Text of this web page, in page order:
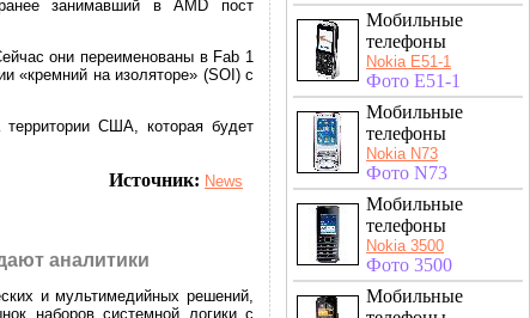
занимавший в AMD пост
они переименованы в Fab 1
«кремний на изоляторе» (SOI) с
США, которая будет
Источник: News
аналитики
и мультимедийных решений,
наборов системной логики с
Мобильные
телефоны
Nokia E51-1
Фото E51-1
Мобильные
телефоны
Nokia N73
Фото N73
Мобильные
телефоны
Nokia 3500
Фото 3500
Мобильные